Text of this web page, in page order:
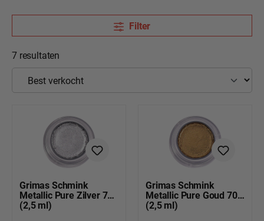
Filter
7 resultaten
Grimas Schmink
Metallic Pure Zilver 701
(2,5 ml)
Grimas Schmink
Metallic Pure Goud 702
(2,5 ml)